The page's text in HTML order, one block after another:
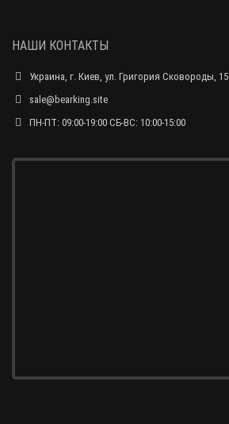
НАШИ КОНТАКТЫ
Украина, г. Киев, ул. Григория Сковороды, 15
sale@bearking.site
ПН-ПТ: 09:00-19:00 СБ-ВС: 10:00-15:00